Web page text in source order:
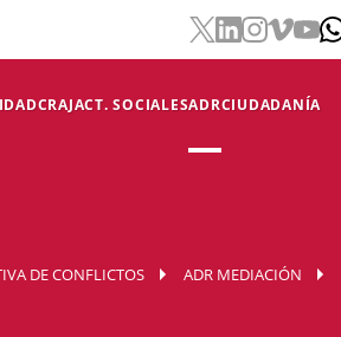
CRAJACT. SOCIALESADRCIUDADANÍA
DE CONFLICTOS ADR MEDIACIÓN